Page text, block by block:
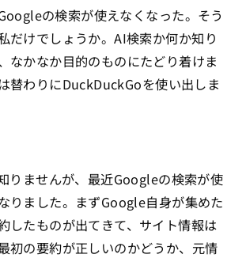
の検索が使えなくなった。そう
だけでしょうか。AI検索か何か知り
なかなか目的のものにたどり着けま
替わりにDuckDuckGoを使い出しま
りませんが、最近Googleの検索が使
りました。まずGoogle自身が集めた
したものが出てきて、サイト情報は
初の要約が正しいのかどうか、元情